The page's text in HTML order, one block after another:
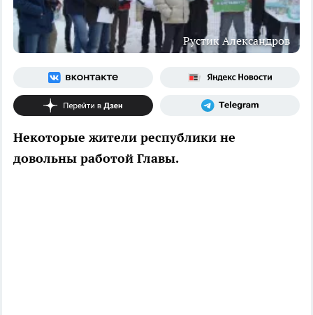
Рустик Александров
Некоторые жители республики не
довольны работой Главы.